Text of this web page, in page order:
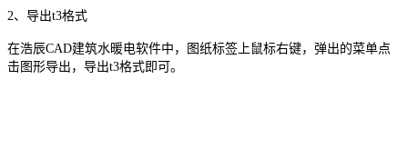
2、导出t3格式
在浩辰CAD建筑水暖电软件中，图纸标签上鼠标右键，弹出的菜单点
击图形导出，导出t3格式即可。